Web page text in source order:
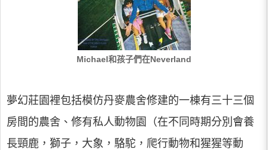
Michael和孩子們在Neverland
夢幻莊園裡包括模仿丹麥農舍修建的一棟有三十三個
房間的農舍、修有私人動物園（在不同時期分別會養
長頸鹿，獅子，大象，駱駝，爬行動物和猩猩等動